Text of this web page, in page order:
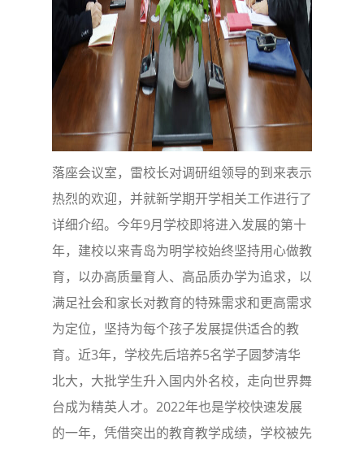
落座会议室，雷校长对调研组领导的到来表示
热烈的欢迎，并就新学期开学相关工作进行了
详细介绍。今年9月学校即将进入发展的第十
年，建校以来青岛为明学校始终坚持用心做教
育，以办高质量育人、高品质办学为追求，以
满足社会和家长对教育的特殊需求和更高需求
为定位，坚持为每个孩子发展提供适合的教
育。近3年，学校先后培养5名学子圆梦清华
北大，大批学生升入国内外名校，走向世界舞
台成为精英人才。2022年也是学校快速发展
的一年，凭借突出的教育教学成绩，学校被先